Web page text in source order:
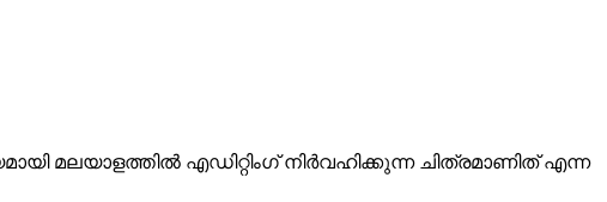
മലയാളത്തിൽ എഡിറ്റിംഗ് നിർവഹിക്കുന്ന ചിത്രമാണിത് എന്ന